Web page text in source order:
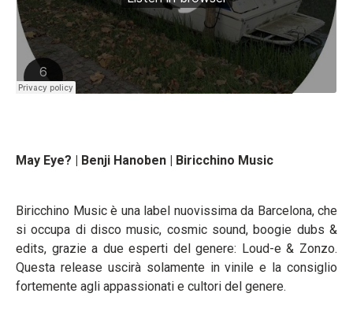
May Eye? | Benji Hanoben | Biricchino Music
Biricchino Music è una label nuovissima da Barcelona, che
si occupa di disco music, cosmic sound, boogie dubs &
edits, grazie a due esperti del genere: Loud-e & Zonzo.
Questa release uscirà solamente in vinile e la consiglio
fortemente agli appassionati e cultori del genere.